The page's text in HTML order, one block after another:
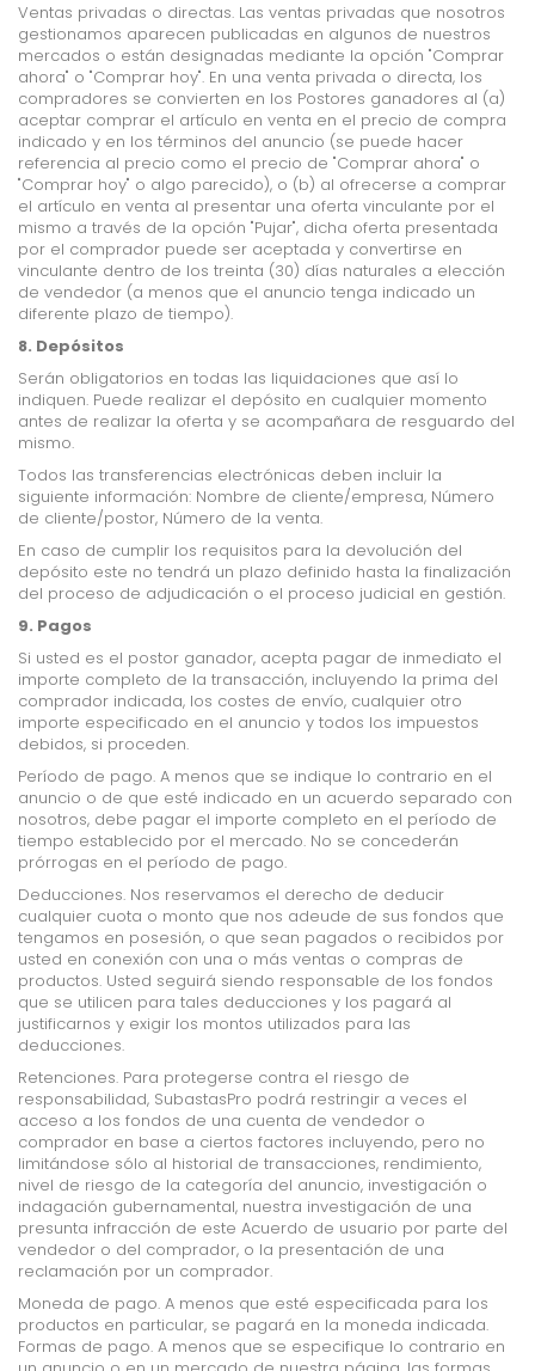
Ventas privadas o directas. Las ventas privadas que nosotros
gestionamos aparecen publicadas en algunos de nuestros
mercados o están designadas mediante la opción "Comprar
ahora" o "Comprar hoy". En una venta privada o directa, los
compradores se convierten en los Postores ganadores al (a)
aceptar comprar el artículo en venta en el precio de compra
indicado y en los términos del anuncio (se puede hacer
referencia al precio como el precio de "Comprar ahora" o
"Comprar hoy" o algo parecido), o (b) al ofrecerse a comprar
el artículo en venta al presentar una oferta vinculante por el
mismo a través de la opción "Pujar", dicha oferta presentada
por el comprador puede ser aceptada y convertirse en
vinculante dentro de los treinta (30) días naturales a elección
de vendedor (a menos que el anuncio tenga indicado un
diferente plazo de tiempo).
8. Depósitos
Serán obligatorios en todas las liquidaciones que así lo
indiquen. Puede realizar el depósito en cualquier momento
antes de realizar la oferta y se acompañara de resguardo del
mismo.
Todos las transferencias electrónicas deben incluir la
siguiente información: Nombre de cliente/empresa, Número
de cliente/postor, Número de la venta.
En caso de cumplir los requisitos para la devolución del
depósito este no tendrá un plazo definido hasta la finalización
del proceso de adjudicación o el proceso judicial en gestión.
9. Pagos
Si usted es el postor ganador, acepta pagar de inmediato el
importe completo de la transacción, incluyendo la prima del
comprador indicada, los costes de envío, cualquier otro
importe especificado en el anuncio y todos los impuestos
debidos, si proceden.
Período de pago. A menos que se indique lo contrario en el
anuncio o de que esté indicado en un acuerdo separado con
nosotros, debe pagar el importe completo en el período de
tiempo establecido por el mercado. No se concederán
prórrogas en el período de pago.
Deducciones. Nos reservamos el derecho de deducir
cualquier cuota o monto que nos adeude de sus fondos que
tengamos en posesión, o que sean pagados o recibidos por
usted en conexión con una o más ventas o compras de
productos. Usted seguirá siendo responsable de los fondos
que se utilicen para tales deducciones y los pagará al
justificarnos y exigir los montos utilizados para las
deducciones.
Retenciones. Para protegerse contra el riesgo de
responsabilidad, SubastasPro podrá restringir a veces el
acceso a los fondos de una cuenta de vendedor o
comprador en base a ciertos factores incluyendo, pero no
limitándose sólo al historial de transacciones, rendimiento,
nivel de riesgo de la categoría del anuncio, investigación o
indagación gubernamental, nuestra investigación de una
presunta infracción de este Acuerdo de usuario por parte del
vendedor o del comprador, o la presentación de una
reclamación por un comprador.
Moneda de pago. A menos que esté especificada para los
productos en particular, se pagará en la moneda indicada.
Formas de pago. A menos que se especifique lo contrario en